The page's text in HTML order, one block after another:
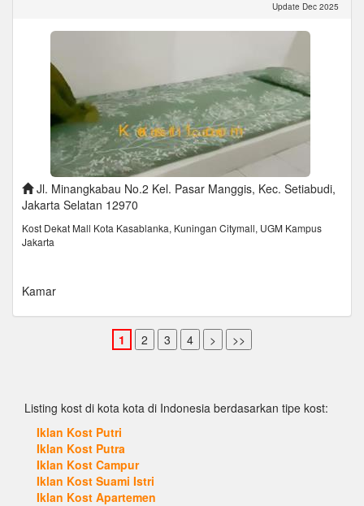
Update Dec 2025
Jl. Minangkabau No.2 Kel. Pasar Manggis, Kec. Setiabudi,
Jakarta Selatan 12970
Kost Dekat Mall Kota Kasablanka, Kuningan Citymall, UGM Kampus
Jakarta
Kamar
Listing kost di kota kota di Indonesia berdasarkan tipe kost:
Iklan Kost Putri
Iklan Kost Putra
Iklan Kost Campur
Iklan Kost Suami Istri
Iklan Kost Apartemen